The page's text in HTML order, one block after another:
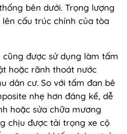
bên dưới. Trọng lượng
cấu trúc chính của tòa
được sử dụng làm tấm
hoặc rãnh thoát nước
dân cư. So với tấm đan bê
nhẹ hơn đáng kể, dễ
hoặc sửa chữa mương
chịu được tải trọng xe cộ